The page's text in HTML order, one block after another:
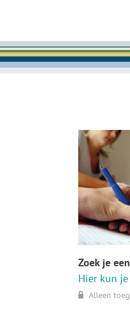
Zoek je
Hier kun
Alleen